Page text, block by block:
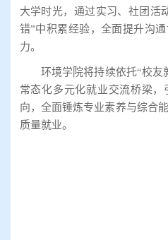
大学时光，通过实习、社团活
错”中积累经验，全面提升沟
力。
环境学院将持续依托“校
常态化多元化就业交流桥梁
向，全面锤炼专业素养与综合
质量就业。